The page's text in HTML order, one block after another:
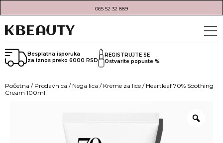
065 52 32 889
Besplatna isporuka
za iznos preko 6000 RSD
REGISTRUJTE SE
Ostvarite popuste %
Početna / Prodavnica / Nega lica / Kreme za lice / Heartleaf 70% Soothing
Cream 100ml